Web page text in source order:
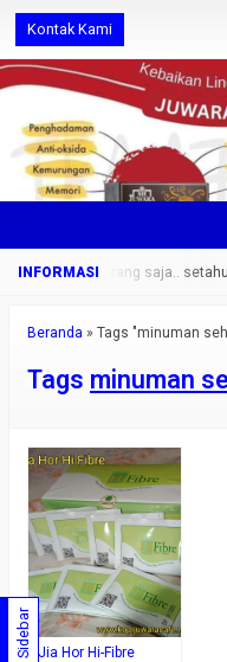
Kontak Kami
sebulan 1 orang saja..
Beranda » Tags "minuman
Tags minuman
Jia Hor Hi-Fibre
Sidebar